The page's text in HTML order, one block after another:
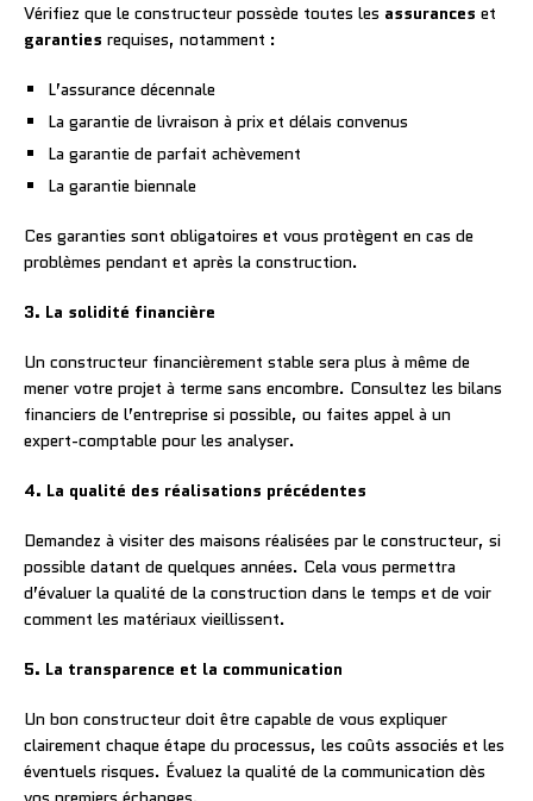
Vérifiez que le constructeur possède toutes les assurances et
garanties requises, notamment :
L’assurance décennale
La garantie de livraison à prix et délais convenus
La garantie de parfait achèvement
La garantie biennale
Ces garanties sont obligatoires et vous protègent en cas de
problèmes pendant et après la construction.
3. La solidité financière
Un constructeur financièrement stable sera plus à même de
mener votre projet à terme sans encombre. Consultez les bilans
financiers de l’entreprise si possible, ou faites appel à un
expert-comptable pour les analyser.
4. La qualité des réalisations précédentes
Demandez à visiter des maisons réalisées par le constructeur, si
possible datant de quelques années. Cela vous permettra
d’évaluer la qualité de la construction dans le temps et de voir
comment les matériaux vieillissent.
5. La transparence et la communication
Un bon constructeur doit être capable de vous expliquer
clairement chaque étape du processus, les coûts associés et les
éventuels risques. Évaluez la qualité de la communication dès